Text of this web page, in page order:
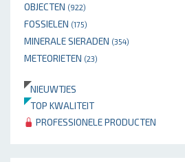
OBJECTEN (922)
FOSSIELEN (175)
MINERALE SIERADEN (354)
METEORIETEN (23)
NIEUWTJES
TOP KWALITEIT
PROFESSIONELE PRODUCTEN